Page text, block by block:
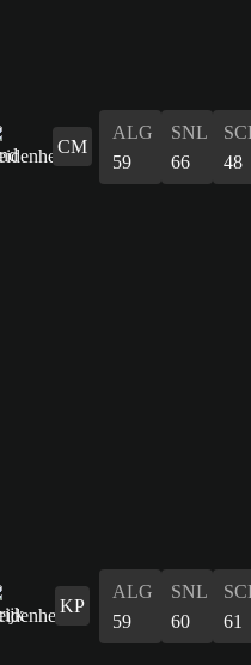
CM
ALG
59
SNL
66
48
KP
ALG
59
SNL
60
61